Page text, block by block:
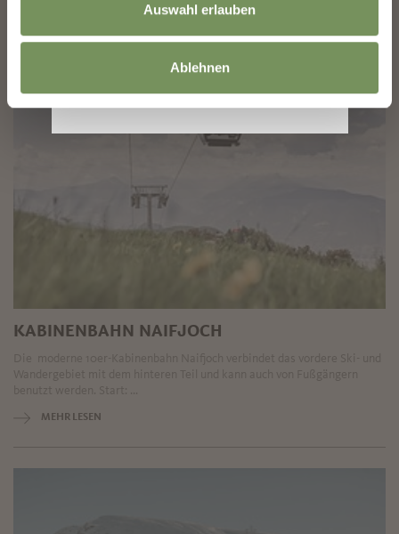
Auswahl erlauben
Ablehnen
KABINENBAHN NAIFJOCH
MEHR LESEN